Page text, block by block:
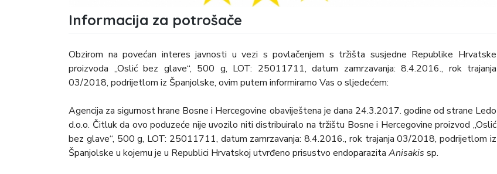
Informacija za potrošače
Obzirom na povećan interes javnosti u vezi s povlačenjem s tržišta susjedne Republike Hrvatske
proizvoda „Oslić bez glave“, 500 g, LOT: 25011711, datum zamrzavanja: 8.4.2016., rok trajanja
03/2018, podrijetlom iz Španjolske, ovim putem informiramo Vas o sljedećem:
Agencija za sigurnost hrane Bosne i Hercegovine obaviještena je dana 24.3.2017. godine od strane Ledo
d.o.o. Čitluk da ovo poduzeće nije uvozilo niti distribuiralo na tržištu Bosne i Hercegovine proizvod „Oslić
bez glave“, 500 g, LOT: 25011711, datum zamrzavanja: 8.4.2016., rok trajanja 03/2018, podrijetlom iz
Španjolske u kojemu je u Republici Hrvatskoj utvrđeno prisustvo endoparazita Anisakis sp.